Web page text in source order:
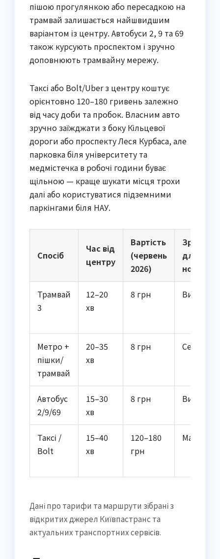
пішою прогулянкою або пересадкою на
трамвай залишається найшвидшим
варіантом із центру. Автобуси 2, 9 та 69
також курсують проспектом і зручно
доповнюють трамвайну мережу.
Таксі або Bolt/Uber з центру коштує
орієнтовно 120–180 гривень залежно
від часу доби та пробок. Власним авто
зручно заїжджати з боку Кільцевої
дороги або проспекту Леся Курбаса, але
парковка біля університету та
медмістечка в робочі години буває
щільною — краще шукати місця трохи
далі або користуватися підземними
паркінгами біля НАУ.
Спосіб
Час від
центру
Вартість
(червень
2026)
для
новачків
Трамвай
3
12–20
хв
8 грн Висока
Метро +
пішки/
трамвай
20–35
хв
8 грн Середня
Автобус
2/9/69
15–30
хв
8 грн Висока
Таксі /
Bolt
15–40
хв
120–180
грн
Дані про тарифи та маршрути зібрані з
відкритих джерел Київпастранс та
актуальних транспортних сервісів.